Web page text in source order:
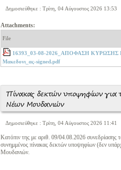
Δημοσιεύθηκε : Τρίτη, 04 Αύγουστος 2026 13:53
Attachments:
File
16393_03-08-2026_ΑΠΟΦΑΣΗ ΚΥΡΩΣΗΣ
Μακεδονι_ας-signed.pdf
Πίνακας δεκτών υποψηφίων για
Νέων Μουδανιών
Δημοσιεύθηκε : Τρίτη, 04 Αύγουστος 2026 11:41
Κατόπιν της με αριθ. 09/04.08.2026 συνεδρίασης
συνημμένος πίνακας δεκτών υποψηφίων (δεν
Μουδανιών.